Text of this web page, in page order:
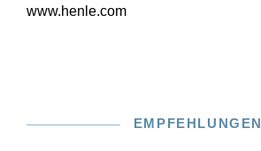
www.henle.com
EMPFEHLUNGEN